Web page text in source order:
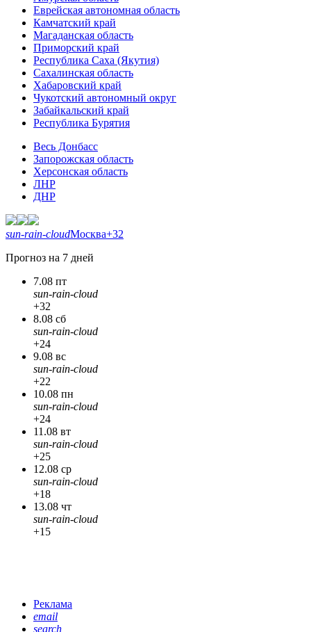
Еврейская автономная область
Камчатский край
Магаданская область
Приморский край
Республика Саха (Якутия)
Сахалинская область
Хабаровский край
Чукотский автономный округ
Забайкальский край
Республика Бурятия
Весь Донбасс
Запорожская область
Херсонская область
ЛНР
ДНР
sun-rain-cloudМосква+32
Прогноз на 7 дней
7.08 пт
sun-rain-cloud
+32
8.08 сб
sun-rain-cloud
+24
9.08 вс
sun-rain-cloud
+22
10.08 пн
sun-rain-cloud
+24
11.08 вт
sun-rain-cloud
+25
12.08 ср
sun-rain-cloud
+18
13.08 чт
sun-rain-cloud
+15
Реклама
email
search